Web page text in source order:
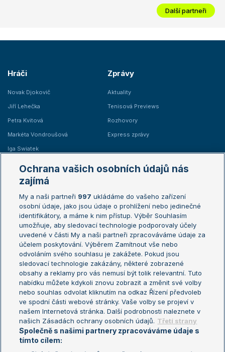
Další partneři
Hráči
Novak Djokovič
Jiří Lehečka
Petra Kvitová
Markéta Vondroušová
Iga Swiatek
Zprávy
Aktuality
Tenisová Previews
Rozhovory
Express zprávy
Žebříčky
Žebříček ATP (muži)
Žebříček WTA (ženy)
Sázkařský žebříček
Australian Open
French Open
Wimbledon
US Open
Turnaj mistrů
Turnaj mistryň
Aktualní trendy
Fotbalové přestupy
Livesport Daily
LS Prague Open
Ochrana vašich osobních údajů nás
zajímá
My a naši partneři 997 ukládáme do vašeho zařízení
osobní údaje, jako jsou údaje o prohlížení nebo jedinečné
identifikátory, a máme k nim přístup. Výběr Souhlasím
umožňuje, aby sledovací technologie podporovaly účely
uvedené v části My a naši partneři zpracováváme údaje za
účelem poskytování. Výběrem Zamítnout vše nebo
odvoláním svého souhlasu je zakážete. Pokud jsou
sledovací technologie zakázány, některé zobrazené
obsahy a reklamy pro vás nemusí být tolik relevantní. Tuto
nabídku můžete kdykoli znovu zobrazit a změnit své volby
nebo souhlas odvolat kliknutím na odkaz Řízení předvoleb
ve spodní části webové stránky. Vaše volby se projeví v
našem Internetová stránka. Další podrobnosti naleznete v
našich Zásadách ochrany osobních údajů. Třetí strany
Společně s našimi partnery zpracováváme údaje s
tímto cílem: